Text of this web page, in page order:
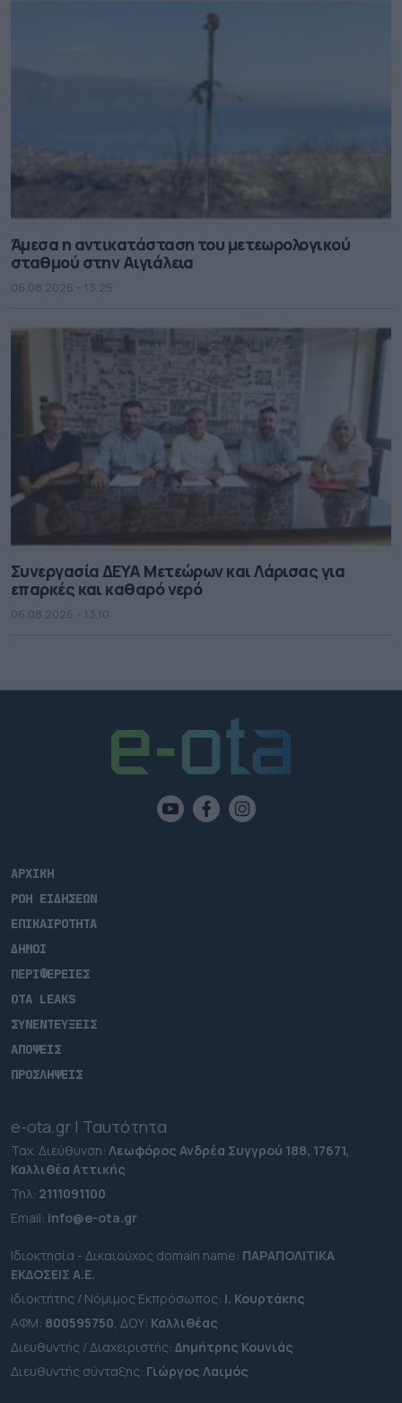
Άμεσα η αντικατάσταση του μετεωρολογικού
σταθμού στην Αιγιάλεια
06.08.2026 - 13.25
Συνεργασία ΔΕΥΑ Μετεώρων και Λάρισας για
επαρκές και καθαρό νερό
06.08.2026 - 13.10
ΑΡΧΙΚΗ
ΡΟΗ ΕΙΔΗΣΕΩΝ
ΕΠΙΚΑΙΡΟΤΗΤΑ
ΔΗΜΟΙ
ΠΕΡΙΦΕΡΕΙΕΣ
OTA LEAKS
ΣΥΝΕΝΤΕΥΞΕΙΣ
ΑΠΟΨΕΙΣ
ΠΡΟΣΛΗΨΕΙΣ
e-ota.gr | Ταυτότητα
Ταχ. Διεύθυνση: Λεωφόρος Ανδρέα Συγγρού 188, 17671,
Καλλιθέα Αττικής
Τηλ: 2111091100
Εmail: info@e-ota.gr
Ιδιοκτησία - Δικαιούχος domain name: ΠΑΡΑΠΟΛΙΤΙΚΑ
ΕΚΔΟΣΕΙΣ A.E.
Ιδιοκτήτης / Νόμιμος Εκπρόσωπος: Ι. Κουρτάκης
ΑΦΜ: 800595750, ΔΟΥ: Καλλιθέας
Διευθυντής / Διαχειριστής: Δημήτρης Κουνιάς
Διευθυντής σύνταξης: Γιώργος Λαιμός